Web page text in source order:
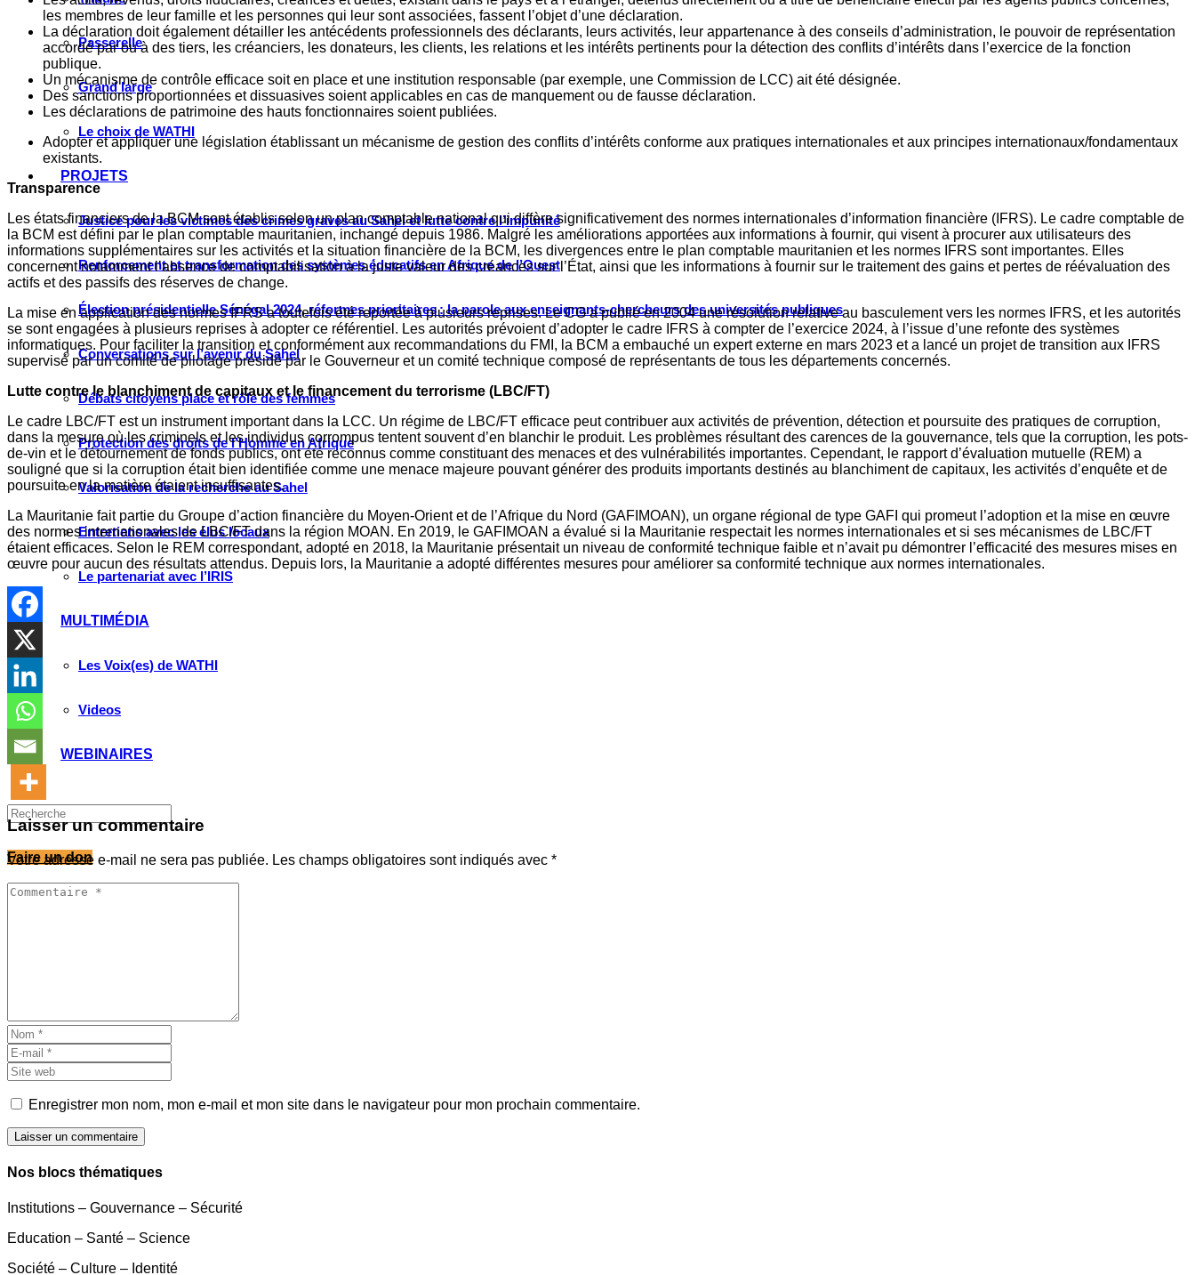
Passerelle
Grand large
Le choix de WATHI
PROJETS
Justice pour les victimes des crimes graves au Sahel et lutte contre l’impunité
Renforcement et transformation des systèmes éducatifs en Afrique de l’Ouest
Élection présidentielle Sénégal 2024, réformes prioritaires : la parole aux enseignants-chercheurs des universités publiques
Conversations sur l’avenir du Sahel
Débats citoyens place et rôle des femmes
Protection des droits de l’Homme en Afrique
Valorisation de la recherche au Sahel
Entretiens avec les élus locaux
Le partenariat avec l’IRIS
MULTIMÉDIA
Les Voix(es) de WATHI
Videos
WEBINAIRES
Faire un don
les membres de leur famille et les personnes qui leur sont associées, fassent l’objet d’une déclaration.
La déclaration doit également détailler les antécédents professionnels des déclarants, leurs activités, leur appartenance à des conseils d’administration, le pouvoir de représentation
accordé par ou à des tiers, les créanciers, les donateurs, les clients, les relations et les intérêts pertinents pour la détection des conflits d’intérêts dans l’exercice de la fonction
publique.
Un mécanisme de contrôle efficace soit en place et une institution responsable (par exemple, une Commission de LCC) ait été désignée.
Des sanctions proportionnées et dissuasives soient applicables en cas de manquement ou de fausse déclaration.
Les déclarations de patrimoine des hauts fonctionnaires soient publiées.
Adopter et appliquer une législation établissant un mécanisme de gestion des conflits d’intérêts conforme aux pratiques internationales et aux principes internationaux/fondamentaux
existants.
Transparence
Les états financiers de la BCM sont établis selon un plan comptable national qui diffère significativement des normes internationales d’information financière (IFRS). Le cadre comptable de
la BCM est défini par le plan comptable mauritanien, inchangé depuis 1986. Malgré les améliorations apportées aux informations à fournir, qui visent à procurer aux utilisateurs des
informations supplémentaires sur les activités et la situation financière de la BCM, les divergences entre le plan comptable mauritanien et les normes IFRS sont importantes. Elles
concernent notamment l’absence de comptabilisation à la juste valeur des créances sur l’État, ainsi que les informations à fournir sur le traitement des gains et pertes de réévaluation des
actifs et des passifs des réserves de change.
La mise en application des normes IFRS a toutefois été reportée à plusieurs reprises. Le CG a publié en 2004 une résolution relative au basculement vers les normes IFRS, et les autorités
se sont engagées à plusieurs reprises à adopter ce référentiel. Les autorités prévoient d’adopter le cadre IFRS à compter de l’exercice 2024, à l’issue d’une refonte des systèmes
informatiques. Pour faciliter la transition et conformément aux recommandations du FMI, la BCM a embauché un expert externe en mars 2023 et a lancé un projet de transition aux IFRS
supervisé par un comité de pilotage présidé par le Gouverneur et un comité technique composé de représentants de tous les départements concernés.
Lutte contre le blanchiment de capitaux et le financement du terrorisme (LBC/FT)
Le cadre LBC/FT est un instrument important dans la LCC. Un régime de LBC/FT efficace peut contribuer aux activités de prévention, détection et poursuite des pratiques de corruption,
dans la mesure où les criminels et les individus corrompus tentent souvent d’en blanchir le produit. Les problèmes résultant des carences de la gouvernance, tels que la corruption, les pots-
de-vin et le détournement de fonds publics, ont été reconnus comme constituant des menaces et des vulnérabilités importantes. Cependant, le rapport d’évaluation mutuelle (REM) a
souligné que si la corruption était bien identifiée comme une menace majeure pouvant générer des produits importants destinés au blanchiment de capitaux, les activités d’enquête et de
poursuite en la matière étaient insuffisantes.
La Mauritanie fait partie du Groupe d’action financière du Moyen-Orient et de l’Afrique du Nord (GAFIMOAN), un organe régional de type GAFI qui promeut l’adoption et la mise en œuvre
des normes internationales de LBC/FT dans la région MOAN. En 2019, le GAFIMOAN a évalué si la Mauritanie respectait les normes internationales et si ses mécanismes de LBC/FT
étaient efficaces. Selon le REM correspondant, adopté en 2018, la Mauritanie présentait un niveau de conformité technique faible et n’avait pu démontrer l’efficacité des mesures mises en
œuvre pour aucun des résultats attendus. Depuis lors, la Mauritanie a adopté différentes mesures pour améliorer sa conformité technique aux normes internationales.
Laisser un commentaire
Votre adresse e-mail ne sera pas publiée. Les champs obligatoires sont indiqués avec *
Enregistrer mon nom, mon e-mail et mon site dans le navigateur pour mon prochain commentaire.
Laisser un commentaire
Nos blocs thématiques
Institutions – Gouvernance – Sécurité
Education – Santé – Science
Société – Culture – Identité